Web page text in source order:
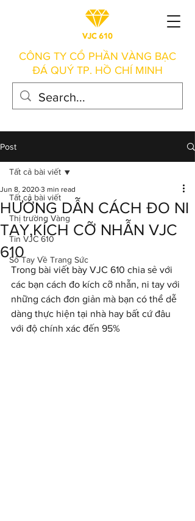
CÔNG TY CỔ PHẦN VÀNG BẠC
ĐÁ QUÝ TP. HỒ CHÍ MINH
Post
Tất cả bài viết
Thị trường Vàng
Tin VJC 610
Sổ Tay Về Trang Sức
Tất cả bài viết
HƯỚNG DẪN CÁCH ĐO NI
TAY,KÍCH CỠ NHẪN VJC
610
Jun 8, 2020 3 min read
Trong bài viết bày VJC 610 chia sẻ với
các bạn cách đo kích cỡ nhẫn, ni tay với
những cách đơn giản mà bạn có thể dễ
dàng thực hiện tại nhà hay bất cứ đâu
với độ chính xác đến 95%